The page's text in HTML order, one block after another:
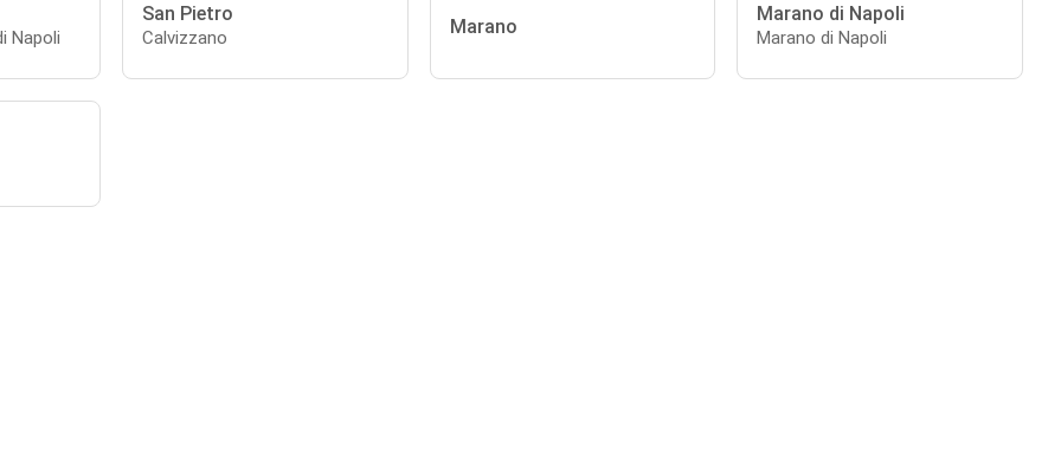
Napoli
San Pietro
Calvizzano Marano
Marano di Napoli
Marano di Napoli